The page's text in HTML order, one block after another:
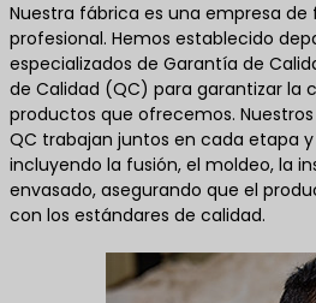
Nuestra fábrica es una empresa de
profesional. Hemos establecido
especializados de Garantía de
de Calidad (QC) para garantizar la
productos que ofrecemos.
QC trabajan juntos en cada etapa
incluyendo la fusión, el moldeo, la
envasado, asegurando que el
con los estándares de calidad.